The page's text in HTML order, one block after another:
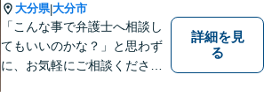
大分県|大分市
「こんな事で弁護士へ相談し
てもいいのかな？」と思わず
に、お気軽にご相談くださ
詳細を見
る